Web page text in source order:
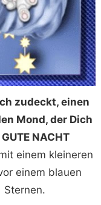
zudeckt, einen
Mond, der Dich
NACHT
einem kleineren
einem blauen
Sternen.